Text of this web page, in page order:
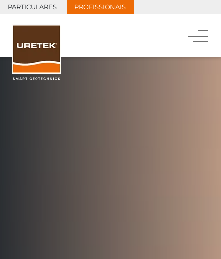
PARTICULARES PROFISSIONAIS